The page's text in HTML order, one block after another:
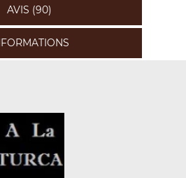
AVIS (90)